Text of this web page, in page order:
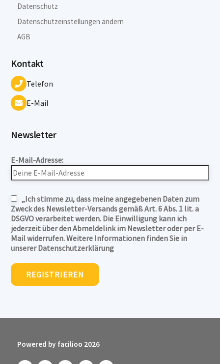
Datenschutz
Datenschutzeinstellungen ändern
AGB
Kontakt
Telefon
E-Mail
Newsletter
E-Mail-Adresse:
„Ich stimme zu, dass meine angegebenen Daten zum
Zweck des Newsletter-Versands gemäß Art. 6 Abs. 1 lit. a
DSGVO verarbeitet werden. Die Einwilligung kann ich
jederzeit über den Abmeldelink im Newsletter oder per E-
Mail widerrufen. Weitere Informationen finden Sie in
unserer Datenschutzerklärung
Powered by facilioo 2026